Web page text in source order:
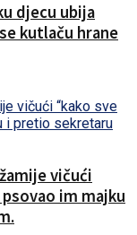
djecu ubija
kutlaču hrane
vičući
im majku